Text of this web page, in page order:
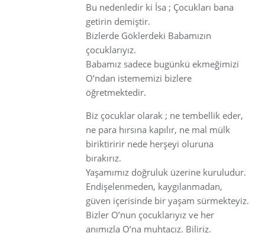
Bu nedenledir ki İsa ; Çocukları bana
getirin demiştir.
Bizlerde Göklerdeki Babamızın
çocuklarıyız.
Babamız sadece bugünkü ekmeğimizi
O’ndan istememizi bizlere
öğretmektedir.
Biz çocuklar olarak ; ne tembellik eder,
ne para hırsına kapılır, ne mal mülk
biriktiririr nede herşeyi oluruna
bırakırız.
Yaşamımız doğruluk üzerine kuruludur.
Endişelenmeden, kaygılanmadan,
güven içerisinde bir yaşam sürmekteyiz.
Bizler O’nun çocuklarıyız ve her
anımızla O’na muhtacız. Biliriz.